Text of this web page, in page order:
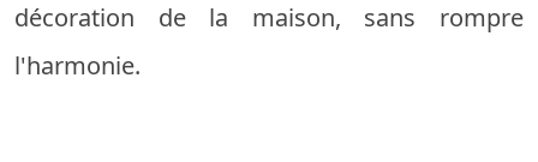
décoration de la maison, sans rompre
l'harmonie.